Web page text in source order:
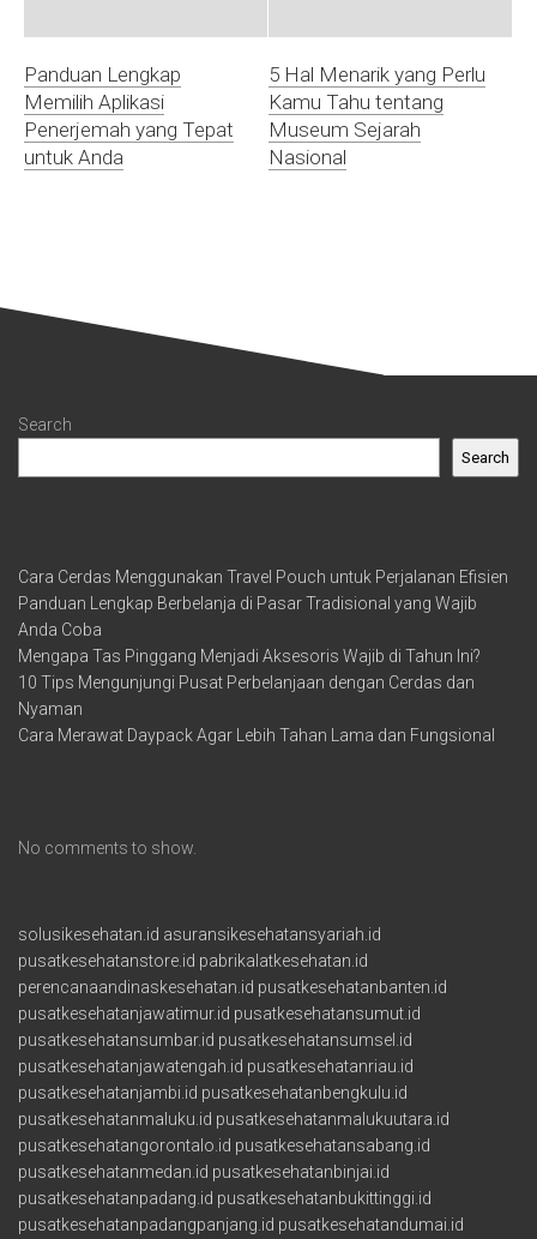
Panduan Lengkap
Memilih Aplikasi
Penerjemah yang Tepat
untuk Anda
5 Hal Menarik yang Perlu
Kamu Tahu tentang
Museum Sejarah
Nasional
Search
Search
Cara Cerdas Menggunakan Travel Pouch untuk Perjalanan Efisien
Panduan Lengkap Berbelanja di Pasar Tradisional yang Wajib
Anda Coba
Mengapa Tas Pinggang Menjadi Aksesoris Wajib di Tahun Ini?
10 Tips Mengunjungi Pusat Perbelanjaan dengan Cerdas dan
Nyaman
Cara Merawat Daypack Agar Lebih Tahan Lama dan Fungsional
No comments to show.
solusikesehatan.id asuransikesehatansyariah.id
pusatkesehatanstore.id pabrikalatkesehatan.id
perencanaandinaskesehatan.id pusatkesehatanbanten.id
pusatkesehatanjawatimur.id pusatkesehatansumut.id
pusatkesehatansumbar.id pusatkesehatansumsel.id
pusatkesehatanjawatengah.id pusatkesehatanriau.id
pusatkesehatanjambi.id pusatkesehatanbengkulu.id
pusatkesehatanmaluku.id pusatkesehatanmalukuutara.id
pusatkesehatangorontalo.id pusatkesehatansabang.id
pusatkesehatanmedan.id pusatkesehatanbinjai.id
pusatkesehatanpadang.id pusatkesehatanbukittinggi.id
pusatkesehatanpadangpanjang.id pusatkesehatandumai.id